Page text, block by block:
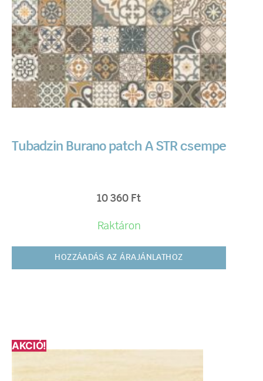
Tubadzin Burano patch A STR csempe
10 360 Ft
Raktáron
HOZZÁADÁS AZ ÁRAJÁNLATHOZ
AKCIÓ!